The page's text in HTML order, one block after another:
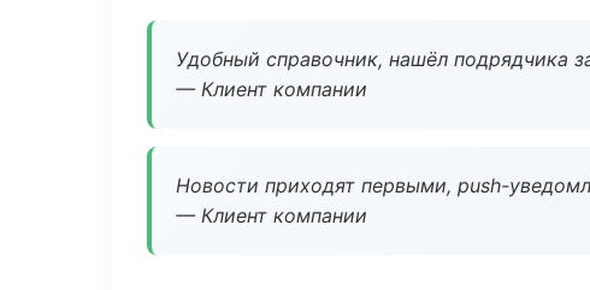
Удобный справочник, нашёл подрядчика
— Клиент компании
Новости приходят первыми, push-
— Клиент компании